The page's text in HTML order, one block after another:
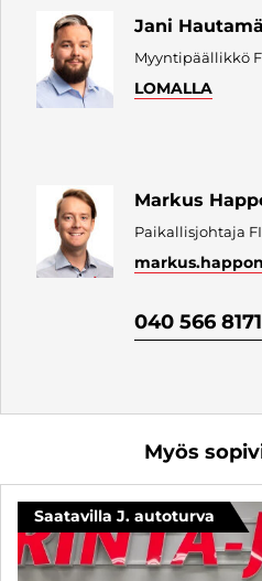
Jani
Myyntipäällikkö
LOMALLA
Markus
Paikallisjohtaja FI
040 566 8171
Myös
Saatavilla J. autoturva